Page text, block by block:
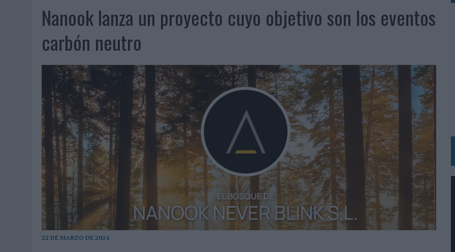
|
SYSTEM1 NOMBRA A KIMBERLY BASTONI COMO NUEVA DIRECTORA COMERCIAL GLOBAL
06/08/2026 | FRIGO Y UNIQLO LANZAN UNA COLECCIÓN PERSONALIZABLE INSPIRADA EN CORNETTO, CALIPPO Y SOLERO
06/08/2026
LA IA ESTÁ SUBIENDO EL LISTÓN DE LA CREATIVIDAD
05/08/2026
| FABRA COMUNICACIÓN INCORPORA A CASONÁ Y ASUME LA GESTIÓN DE SUS RELACIONES CON LOS MEDIOS
05/08/2026
| LOPESAN HOTELS & RESORTS ACERCA EL PARAÍSO CANARIO EN SU ÚLTIMA CAMPAÑA INTERNACIONAL
05/08/2026
LUIS ARQUILLOS (BURGO DE ARIAS): “LA CONSTRUCCIÓN DE MARCA A LARGO PLAZO Y LA MEDICIÓN SON DOS CARAS DE LA MISMA
MONEDA”
04/08/2026 | ‘EL PARAÍSO MÁS CERCA’, DE 22GRADOS PARA LOPESAN HOTELS & RESORTS
04/08/2026
‘LA ÚNICA CERVEZA DEL MUNDO QUE SE DISFRUTA DOS VECES’, DE INUSUALY PARA CERVEZA CAPAZ
04/08/2026
‘EL FÚTBOL SIN LAS PERSONAS’, DE DENTSU CREATIVE PARA ORANGE
04/08/2026
CAPAZ, LA CERVEZA QUE CONVIERTE CADA BOTELLA EN UNA OPORTUNIDAD DE INCLUSIÓN
04/08/2026
BABARIA Y MAXIBON SON ‘EL MATCH PERFECTO DEL VERANO’
04/08/2026 | AUDIBLE REIVINDICA EL PODER TRANSFORMADOR DEL AUDIO EN SU NUEVA CAMPAÑA GLOBAL DE MARCA
Nanook lanza un proyecto cuyo objetivo son los eventos
carbón neutro
22 DE MARZO DE 2024